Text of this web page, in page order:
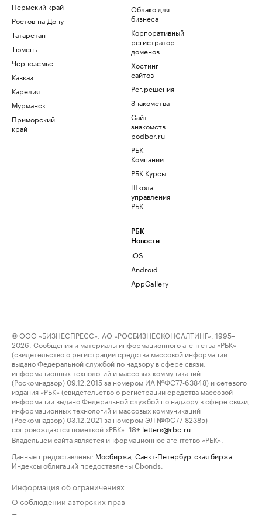
Пермский край
Ростов-на-Дону
Татарстан
Тюмень
Черноземье
Кавказ
Карелия
Мурманск
Приморский
край
Облако для
бизнеса
Корпоративный
регистратор
доменов
Хостинг
сайтов
Рег.решения
Знакомства
Сайт
знакомств
podbor.ru
РБК
Компании
РБК Курсы
Школа
управления
РБК
РБК
Новости
iOS
Android
AppGallery
© ООО «БИЗНЕСПРЕСС», АО «РОСБИЗНЕСКОНСАЛТИНГ», 1995–
2026. Сообщения и материалы информационного агентства «РБК»
(свидетельство о регистрации средства массовой информации
выдано Федеральной службой по надзору в сфере связи,
информационных технологий и массовых коммуникаций
(Роскомнадзор) 09.12.2015 за номером ИА №ФС77-63848) и сетевого
издания «РБК» (свидетельство о регистрации средства массовой
информации выдано Федеральной службой по надзору в сфере связи,
информационных технологий и массовых коммуникаций
(Роскомнадзор) 03.12.2021 за номером ЭЛ №ФС77-82385)
сопровождаются пометкой «РБК».
18+ letters@rbc.ru
Владельцем сайта является информационное агентство «РБК».
Данные предоставлены: Мосбиржа Санкт-Петербургская биржа
Индексы облигаций предоставлены Cbonds.
Информация об ограничениях
О соблюдении авторских прав